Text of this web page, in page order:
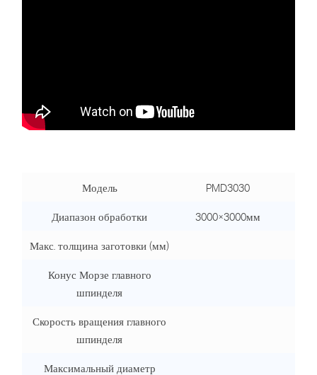
Модель PMD3030
Диапазон обработки
3000×3000мм
Макс. толщина заготовки (мм)
Конус Морзе главного
шпинделя
Скорость вращения главного
шпинделя
Максимальный диаметр